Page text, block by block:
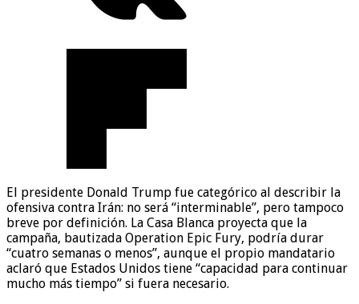
El presidente Donald Trump fue categórico al describir la
ofensiva contra Irán: no será “interminable”, pero tampoco
breve por definición. La Casa Blanca proyecta que la
campaña, bautizada Operation Epic Fury, podría durar
“cuatro semanas o menos”, aunque el propio mandatario
aclaró que Estados Unidos tiene “capacidad para continuar
mucho más tiempo” si fuera necesario.